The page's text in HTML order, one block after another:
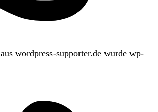
aus wordpress-supporter.de wurde wp-